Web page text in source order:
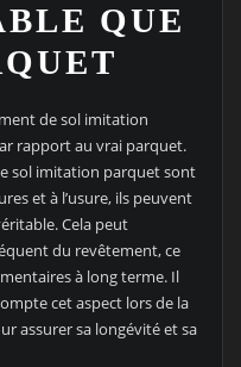
QUE
de sol imitation
rapport au vrai parquet.
sol imitation parquet sont
et à l’usure, ils peuvent
Cela peut
du revêtement, ce
à long terme. Il
cet aspect lors de la
assurer sa longévité et sa